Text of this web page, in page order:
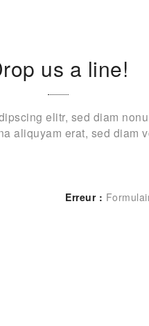
us a line!
elitr, sed diam
aliquyam erat, sed diam
Erreur :